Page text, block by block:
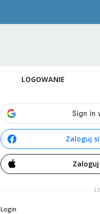
LOGOWANIE
Zaloguj
Login